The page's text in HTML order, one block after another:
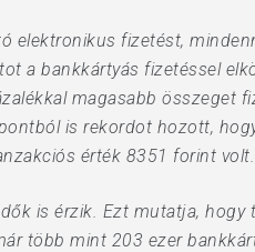
elektronikus fizetést,
a bankkártyás fizetéssel
magasabb összeget
is rekordot hozott,
érték 8351 forint volt.
is érzik. Ezt mutatja, hogy
több mint 203 ezer